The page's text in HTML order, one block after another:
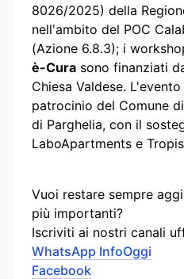
8026/2025) della
nell'ambito del POC
(Azione 6.8.3); i
è-Cura sono finanziati
Chiesa Valdese.
patrocinio del Comune
di Parghelia, con il
LaboApartments e
Vuoi restare sempre
più importanti?
Iscriviti ai nostri canali
WhatsApp InfoOggi
Facebook